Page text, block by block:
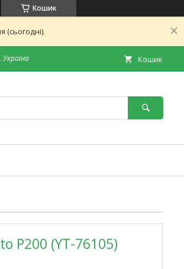
Кошик
Україна Кошик
P200 (YT-76105)